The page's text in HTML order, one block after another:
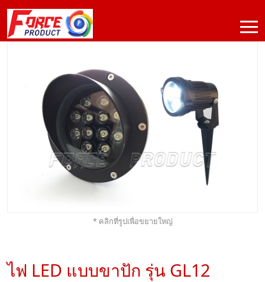
* คลิกที่รูปเพื่อขยายใหญ่
ไฟ LED แบบขาปัก รุ่น GL12